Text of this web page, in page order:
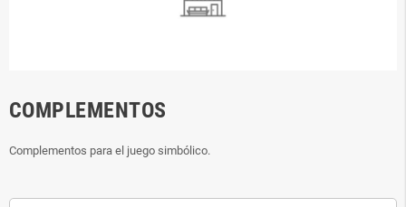
COMPLEMENTOS
Complementos para el juego simbólico.